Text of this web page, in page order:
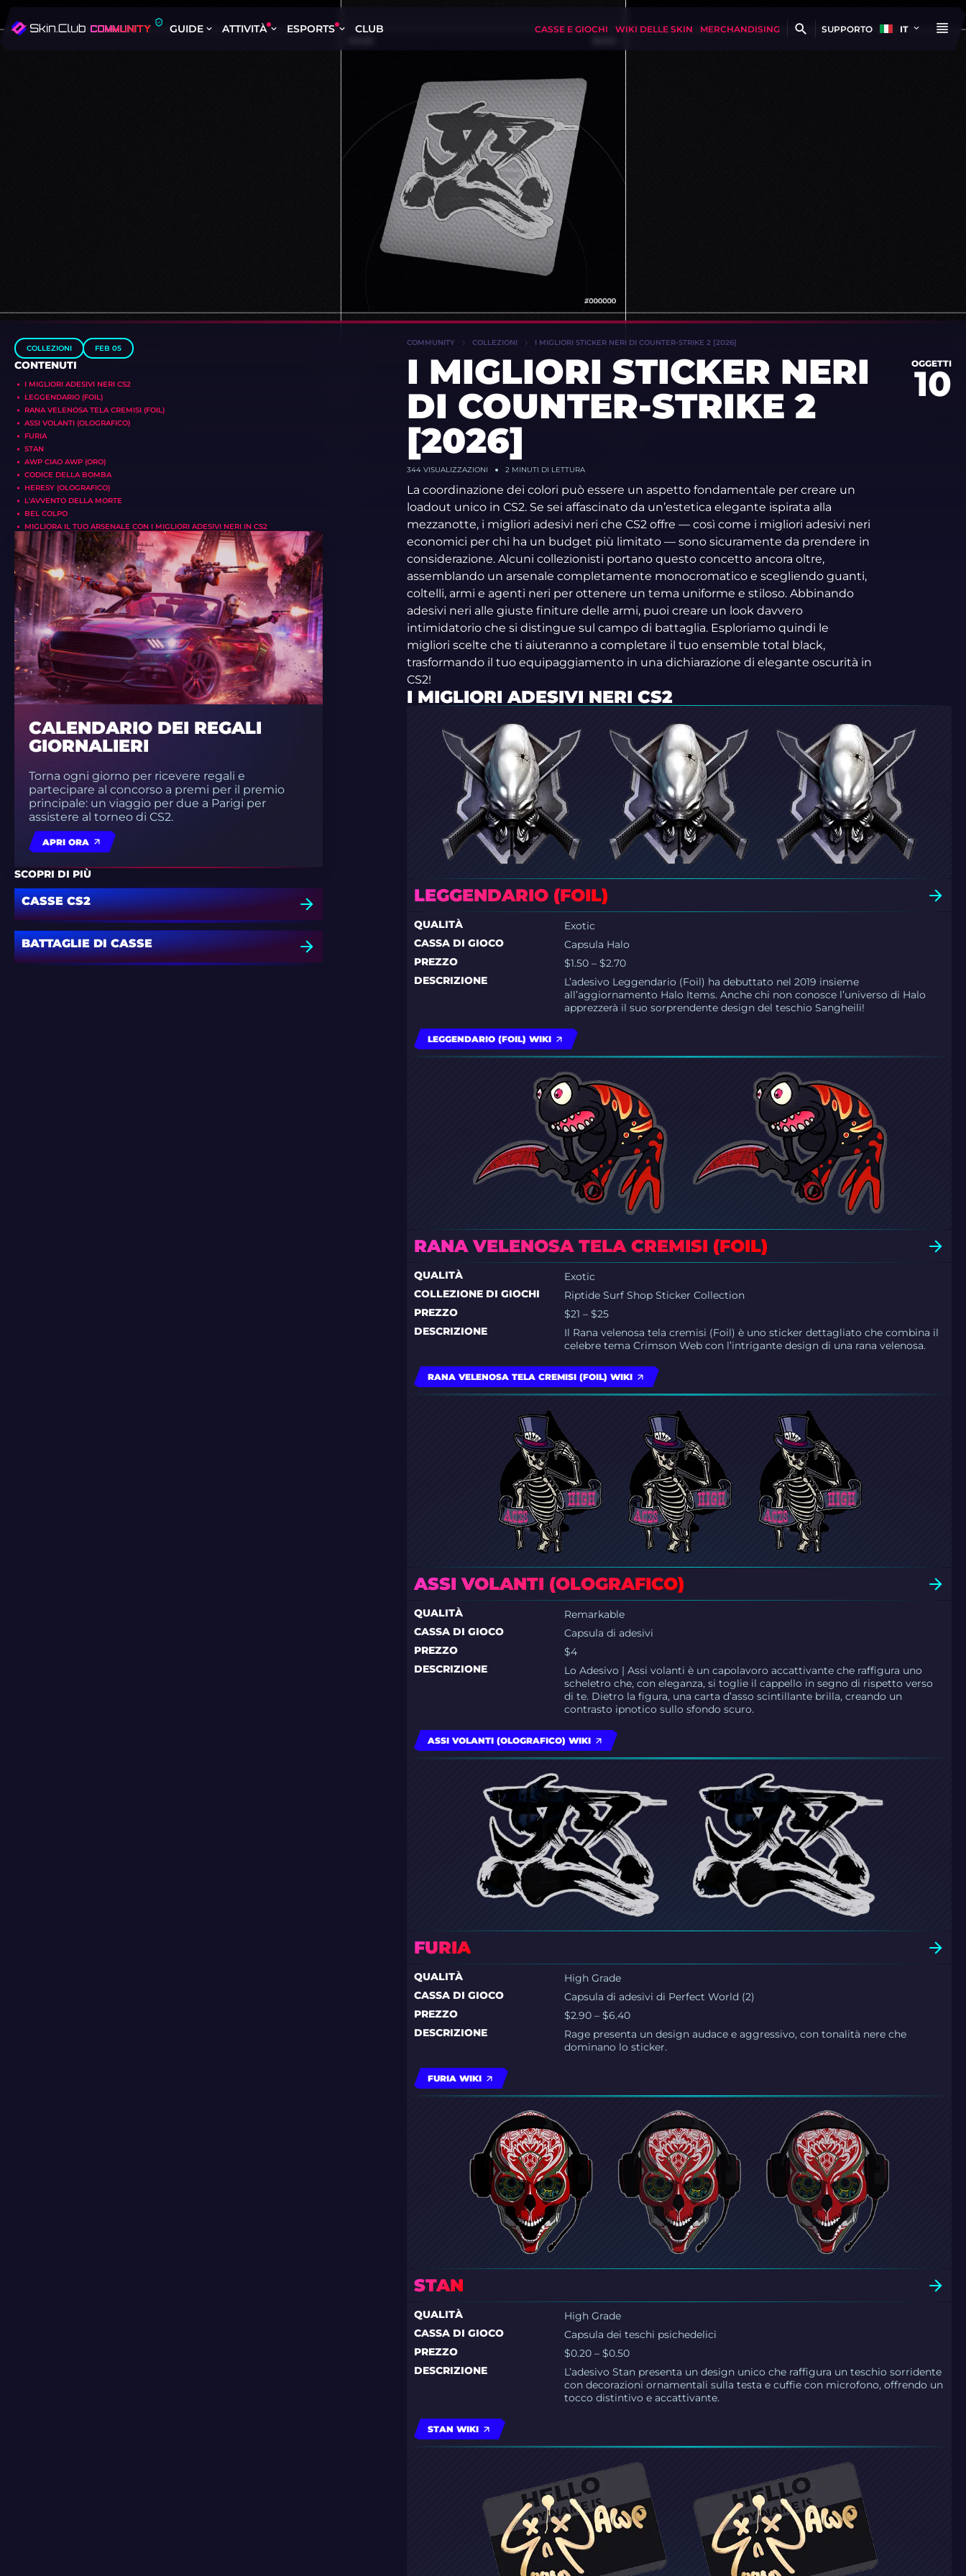
GUIDE ATTIVITÀ ESPORTS CLUB CASSE E GIOCHI WIKI DELLE SKIN MERCHANDISING SUPPORTO IT
COLLEZIONI FEB 05
CONTENUTI
I MIGLIORI ADESIVI NERI CS2
LEGGENDARIO (FOIL)
RANA VELENOSA TELA CREMISI (FOIL)
ASSI VOLANTI (OLOGRAFICO)
FURIA
STAN
AWP CIAO AWP (ORO)
CODICE DELLA BOMBA
HERESY (OLOGRAFICO)
L'AVVENTO DELLA MORTE
BEL COLPO
MIGLIORA IL TUO ARSENALE CON I MIGLIORI ADESIVI NERI IN CS2
CALENDARIO DEI REGALI
GIORNALIERI
Torna ogni giorno per ricevere regali e
partecipare al concorso a premi per il premio
principale: un viaggio per due a Parigi per
assistere al torneo di CS2.
APRI ORA
SCOPRI DI PIÙ
CASSE CS2
BATTAGLIE DI CASSE
COMMUNITY COLLEZIONI I MIGLIORI STICKER NERI DI COUNTER-STRIKE 2 [2026]
I MIGLIORI STICKER NERI
DI COUNTER-STRIKE 2
[2026]
OGGETTI
10
344 VISUALIZZAZIONI 2 MINUTI DI LETTURA
La coordinazione dei colori può essere un aspetto fondamentale per creare un
loadout unico in CS2. Se sei affascinato da un’estetica elegante ispirata alla
mezzanotte, i migliori adesivi neri che CS2 offre — così come i migliori adesivi neri
economici per chi ha un budget più limitato — sono sicuramente da prendere in
considerazione. Alcuni collezionisti portano questo concetto ancora oltre,
assemblando un arsenale completamente monocromatico e scegliendo guanti,
coltelli, armi e agenti neri per ottenere un tema uniforme e stiloso. Abbinando
adesivi neri alle giuste finiture delle armi, puoi creare un look davvero
intimidatorio che si distingue sul campo di battaglia. Esploriamo quindi le
migliori scelte che ti aiuteranno a completare il tuo ensemble total black,
trasformando il tuo equipaggiamento in una dichiarazione di elegante oscurità in
CS2!
I MIGLIORI ADESIVI NERI CS2
LEGGENDARIO (FOIL)
QUALITÀ
Exotic
CASSA DI GIOCO
Capsula Halo
PREZZO
$1.50 – $2.70
DESCRIZIONE
L’adesivo Leggendario (Foil) ha debuttato nel 2019 insieme
all’aggiornamento Halo Items. Anche chi non conosce l’universo di Halo
apprezzerà il suo sorprendente design del teschio Sangheili!
LEGGENDARIO (FOIL) WIKI
RANA VELENOSA TELA CREMISI (FOIL)
QUALITÀ
Exotic
COLLEZIONE DI GIOCHI
Riptide Surf Shop Sticker Collection
PREZZO
$21 – $25
DESCRIZIONE
Il Rana velenosa tela cremisi (Foil) è uno sticker dettagliato che combina il
celebre tema Crimson Web con l’intrigante design di una rana velenosa.
RANA VELENOSA TELA CREMISI (FOIL) WIKI
ASSI VOLANTI (OLOGRAFICO)
QUALITÀ
Remarkable
CASSA DI GIOCO
Capsula di adesivi
PREZZO
$4
DESCRIZIONE
Lo Adesivo | Assi volanti è un capolavoro accattivante che raffigura uno
scheletro che, con eleganza, si toglie il cappello in segno di rispetto verso
di te. Dietro la figura, una carta d’asso scintillante brilla, creando un
contrasto ipnotico sullo sfondo scuro.
ASSI VOLANTI (OLOGRAFICO) WIKI
FURIA
QUALITÀ
High Grade
CASSA DI GIOCO
Capsula di adesivi di Perfect World (2)
PREZZO
$2.90 – $6.40
DESCRIZIONE
Rage presenta un design audace e aggressivo, con tonalità nere che
dominano lo sticker.
FURIA WIKI
STAN
QUALITÀ
High Grade
CASSA DI GIOCO
Capsula dei teschi psichedelici
PREZZO
$0.20 – $0.50
DESCRIZIONE
L’adesivo Stan presenta un design unico che raffigura un teschio sorridente
con decorazioni ornamentali sulla testa e cuffie con microfono, offrendo un
tocco distintivo e accattivante.
STAN WIKI